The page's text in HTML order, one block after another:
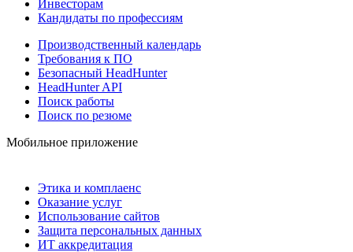
Инвесторам
Кандидаты по профессиям
Производственный календарь
Требования к ПО
Безопасный HeadHunter
HeadHunter API
Поиск работы
Поиск по резюме
Мобильное приложение
Этика и комплаенс
Оказание услуг
Использование сайтов
Защита персональных данных
ИТ аккредитация